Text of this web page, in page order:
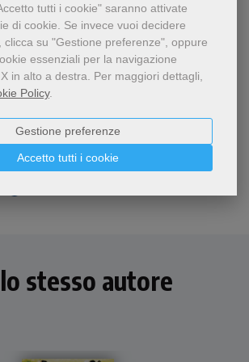
tutti i cookie" saranno attivate
di cookie. Se invece vuoi decidere
clicca su "Gestione preferenze", oppure
essenziali per la navigazione
in alto a destra. Per maggiori dettagli,
Policy.
Accetto tutti i cookie
Gestione preferenze
- 5%
Una valida proposta di
lettura, interpretazione e
attualizzazione della
seconda parte del Libro
Antonio Nepi
Esodo (Capitoli 16-40)
stesso autore